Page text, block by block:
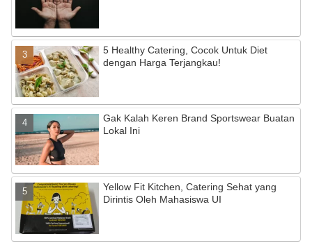
5 Healthy Catering, Cocok Untuk Diet
dengan Harga Terjangkau!
Gak Kalah Keren Brand Sportswear Buatan
Lokal Ini
Yellow Fit Kitchen, Catering Sehat yang
Dirintis Oleh Mahasiswa UI